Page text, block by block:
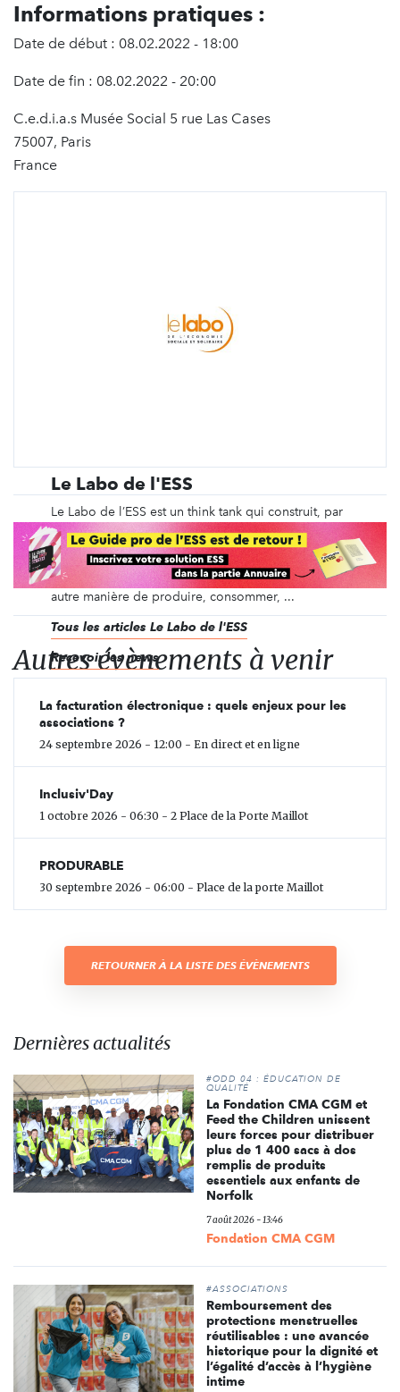
Informations pratiques :
Date de début : 08.02.2022 - 18:00
Date de fin : 08.02.2022 - 20:00
C.e.d.i.a.s Musée Social 5 rue Las Cases
75007, Paris
France
Le Labo de l'ESS
Le Labo de l’ESS est un think tank qui construit, par
un travail collaboratif, des axes structurants de
l’Économie Sociale et Solidaire (ESS) à partir
d’initiatives concrètes, innovantes et inspirantes
issues des territoires. Ces dernières proposent une
autre manière de produire, consommer, ...
Tous les articles Le Labo de l'ESS
Recevoir les news
Autres évènements à venir
La facturation électronique : quels enjeux pour les
associations ?
24 septembre 2026 - 12:00 - En direct et en ligne
Inclusiv'Day
1 octobre 2026 - 06:30 - 2 Place de la Porte Maillot
PRODURABLE
30 septembre 2026 - 06:00 - Place de la porte Maillot
RETOURNER À LA LISTE DES ÉVÈNEMENTS
Dernières actualités
#ODD 04 : ÉDUCATION DE
QUALITÉ
La Fondation CMA CGM et
Feed the Children unissent
leurs forces pour distribuer
plus de 1 400 sacs à dos
remplis de produits
essentiels aux enfants de
Norfolk
7 août 2026 - 13:46
Fondation CMA CGM
#ASSOCIATIONS
Remboursement des
protections menstruelles
réutilisables : une avancée
historique pour la dignité et
l’égalité d’accès à l’hygiène
intime